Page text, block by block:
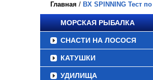
Главная / BX SPINNING Тест
МОРСКАЯ РЫБАЛКА
СНАСТИ НА ЛОСОСЯ
КАТУШКИ
УДИЛИЩА